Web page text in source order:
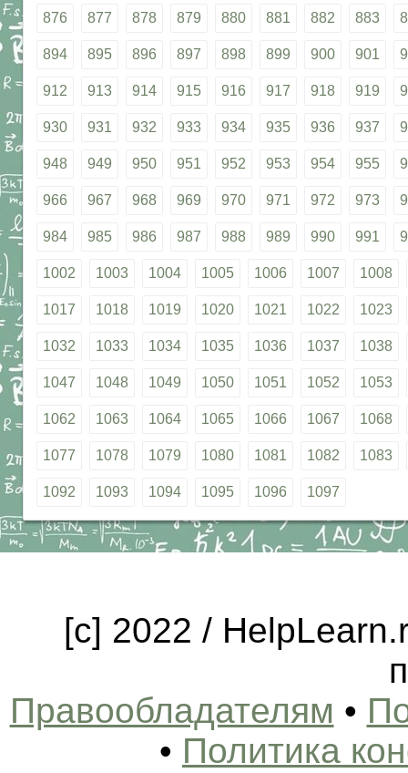
876 877 878 879 880 881 882 883
894 895 896 897 898 899 900 901
912 913 914 915 916 917 918 919
930 931 932 933 934 935 936 937
948 949 950 951 952 953 954 955
966 967 968 969 970 971 972 973
984 985 986 987 988 989 990 991
1002 1003 1004 1005 1006 1007 1008
1017 1018 1019 1020 1021 1022 1023
1032 1033 1034 1035 1036 1037 1038
1047 1048 1049 1050 1051 1052 1053
1062 1063 1064 1065 1066 1067 1068
1077 1078 1079 1080 1081 1082 1083
1092 1093 1094 1095 1096 1097
[c] 2022 /
Правообладателям •
• Политика